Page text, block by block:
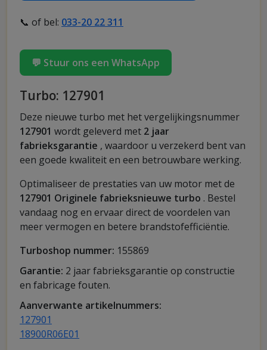
📞 of bel: 033-20 22 311
💬 Stuur ons een WhatsApp
Turbo: 127901
Deze nieuwe turbo met het vergelijkingsnummer
127901 wordt geleverd met 2 jaar
fabrieksgarantie , waardoor u verzekerd bent van
een goede kwaliteit en een betrouwbare werking.
Optimaliseer de prestaties van uw motor met de
127901 Originele fabrieksnieuwe turbo . Bestel
vandaag nog en ervaar direct de voordelen van
meer vermogen en betere brandstofefficiëntie.
Turboshop nummer: 155869
Garantie: 2 jaar fabrieksgarantie op constructie
en fabricage fouten.
Aanverwante artikelnummers:
127901
18900R06E01